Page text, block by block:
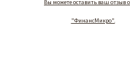
Вы можете оставить ваш отзыв
"ФинансМикро".